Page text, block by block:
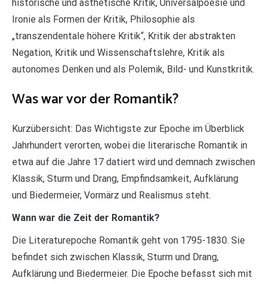
historische und ästhetische Kritik, Universalpoesie und
Ironie als Formen der Kritik, Philosophie als
„transzendentale höhere Kritik“, Kritik der abstrakten
Negation, Kritik und Wissenschaftslehre, Kritik als
autonomes Denken und als Polemik, Bild- und Kunstkritik.
Was war vor der Romantik?
Kurzübersicht: Das Wichtigste zur Epoche im Überblick
Jahrhundert verorten, wobei die literarische Romantik in
etwa auf die Jahre 17 datiert wird und demnach zwischen
Klassik, Sturm und Drang, Empfindsamkeit, Aufklärung
und Biedermeier, Vormärz und Realismus steht.
Wann war die Zeit der Romantik?
Die Literaturepoche Romantik geht von 1795-1830. Sie
befindet sich zwischen Klassik, Sturm und Drang,
Aufklärung und Biedermeier. Die Epoche befasst sich mit